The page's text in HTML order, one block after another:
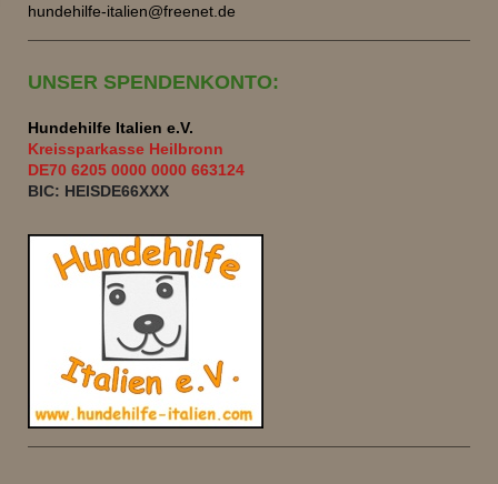
hundehilfe-italien@freenet.de
UNSER SPENDENKONTO:
Hundehilfe Italien e.V.
Kreissparkasse Heilbronn
DE70 6205 0000 0000 663124
BIC: HEISDE66XXX